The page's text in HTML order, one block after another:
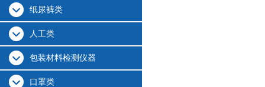
纸尿裤类
人工类
包装材料检测仪器
口罩类